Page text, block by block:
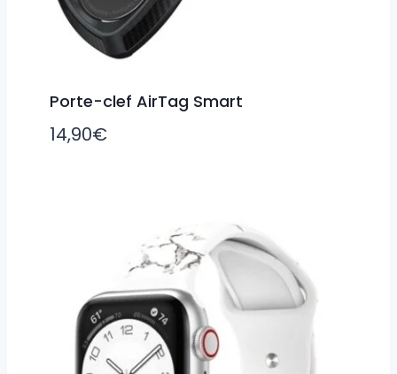
Porte-clef AirTag Smart
14,90€